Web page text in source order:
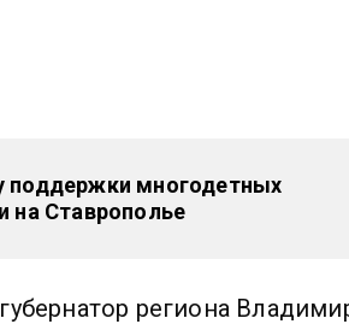
поддержки многодетных
на Ставрополье
региона